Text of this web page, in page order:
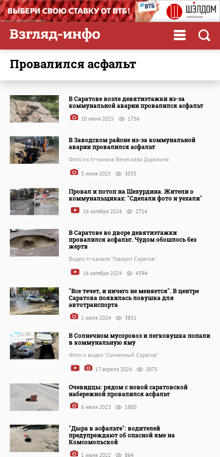
провалился асфальт
В Саратове возле девятиэтажки из-за
коммунальной аварии провалился асфальт
10 июня 2025 1756
В Заводском районе из-за коммунальной
аварии провалился асфальт
Фото из тг-канала Вячеслава Доронина
3 июня 2025 3035
Провал и потоп на Шехурдина. Жители о
коммунальщиках: "Сделали фото и уехали"
16 октября 2024 2714
В Саратове во дворе девятиэтажки
провалился асфальт. Чудом обошлось без
жертв
Видео тг-канала "Говорит Саратов"
16 октября 2024 4394
"Все течет, и ничего не меняется". В центре
Саратова появилась ловушка для
автотранспорта
1 июля 2024 3851
В Солнечном мусоровоз и легковушка попали
в коммунальную яму
Фото и видео "Солнечный Саратов"
17 апреля 2024 2075
Очевидцы: рядом с новой саратовской
набережной провалился асфальт
6 июля 2023 1800
"Дыра в асфальте": водителей
предупреждают об опасной яме на
Комсомольской
1 июня 2022 864